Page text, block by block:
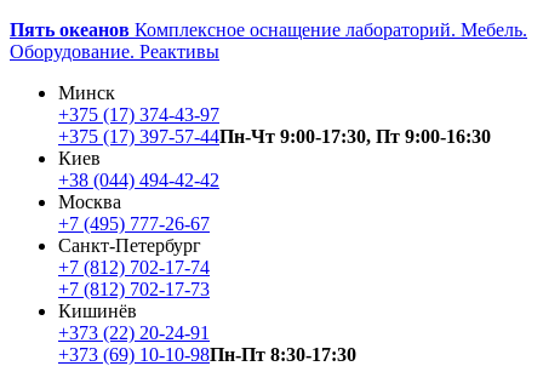
Пять океанов Комплексное оснащение лабораторий. Мебель.
Оборудование. Реактивы
Минск
+375 (17) ‎374-43-97
+375 (17) ‎397-57-44Пн-Чт 9:00-17:30, Пт 9:00-16:30
Киев
+38 (044) 494-42-42
Москва
+7 (495) 777-26-67
Санкт-Петербург
+7 (812) 702-17-74
+7 (812) 702-17-73
Кишинёв
+373 (22) 20-24-91
+373 (69) 10-10-98Пн-Пт 8:30-17:30